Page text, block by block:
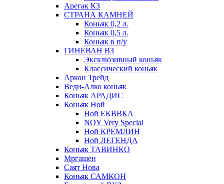
Арегак КЗ
СТРАНА КАМНЕЙ
Коньяк 0,2 л.
Коньяк 0,5 л.
Коньяк в п/у
ГИНЕВАН ВЗ
Эксклюзивный коньяк
Классический коньяк
Аркон Трейд
Веди-Алко коньяк
Коньяк АРАДИС
Коньяк Ной
Ной ЕКВВКА
NOY Very Special
Ной КРЕМЛИН
Ной ЛЕГЕНДА
Коньяк ТАВИНКО
Мргашен
Саят Нова
Коньяк САМКОН